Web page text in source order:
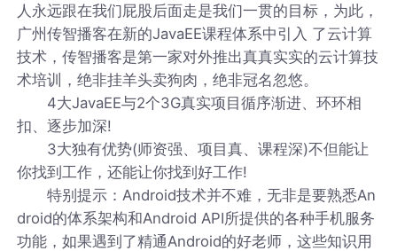
人永远跟在我们屁股后面走是我们一贯的目标，为此，
广州传智播客在新的JavaEE课程体系中引入 了云计算
技术，传智播客是第一家对外推出真真实实的云计算技
术培训，绝非挂羊头卖狗肉，绝非冠名忽悠。
4大JavaEE与2个3G真实项目循序渐进、环环相
扣、逐步加深!
3大独有优势(师资强、项目真、课程深)不但能让
你找到工作，还能让你找到好工作!
特别提示：Android技术并不难，无非是要熟悉An
droid的体系架构和Android API所提供的各种手机服务
功能，如果遇到了精通Android的好老师，这些知识用